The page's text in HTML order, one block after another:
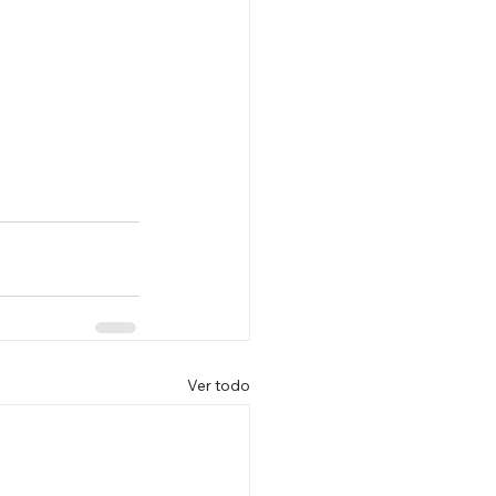
Ver todo